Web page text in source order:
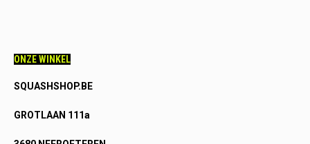
ONZE WINKEL
SQUASHSHOP.BE
GROTLAAN 111a